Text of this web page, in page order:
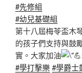
#先修組
#幼兒基礎組
第十八屆梅苓盃木
的孩子們支持與鼓
實。大家加油
#學打擊樂#學爵士